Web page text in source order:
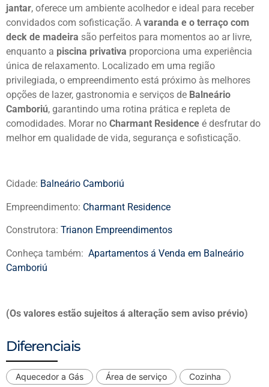
jantar, oferece um ambiente acolhedor e ideal para receber
convidados com sofisticação. A varanda e o terraço com
deck de madeira são perfeitos para momentos ao ar livre,
enquanto a piscina privativa proporciona uma experiência
única de relaxamento. Localizado em uma região
privilegiada, o empreendimento está próximo às melhores
opções de lazer, gastronomia e serviços de Balneário
Camboriú, garantindo uma rotina prática e repleta de
comodidades. Morar no Charmant Residence é desfrutar do
melhor em qualidade de vida, segurança e sofisticação.
Cidade: Balneário Camboriú
Empreendimento: Charmant Residence
Construtora: Trianon Empreendimentos
Conheça também: Apartamentos á Venda em Balneário
Camboriú
(Os valores estão sujeitos á alteração sem aviso prévio)
Diferenciais
Aquecedor a Gás Área de serviço
Cozinha